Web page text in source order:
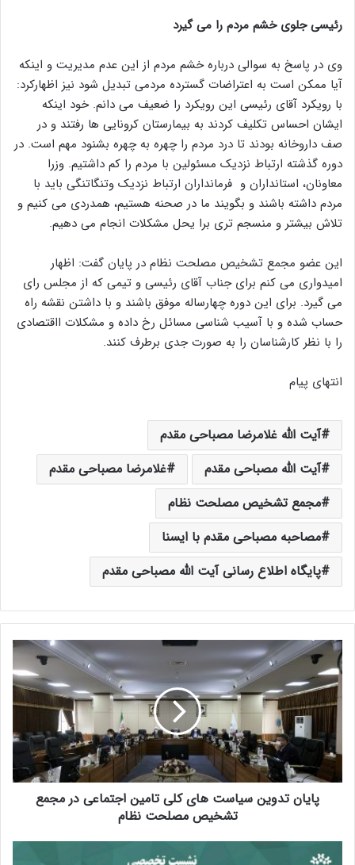
رئیسی جلوی خشم مردم را می گیرد
وی در پاسخ به سوالی درباره خشم مردم از این عدم مدیریت و اینکه
آیا ممکن است به اعتراضات گسترده مردمی تبدیل شود نیز اظهارکرد:
با رویکرد آقای رئیسی این رویکرد را ضعیف می دانم. خود اینکه
ایشان احساس تکلیف کردند به بیمارستان کرونایی ها رفتند و در
صف داروخانه بودند تا درد مردم را چهره به چهره بشنود مهم است. در
دوره گذشته ارتباط نزدیک مسئولین با مردم را کم داشتیم. وزرا
معاونان، استانداران و فرمانداران ارتباط نزدیک وتنگاتنگی باید با
مردم داشته باشند و بگویند ما در صحنه هستیم، همدردی می کنیم و
تلاش بیشتر و منسجم تری برا یحل مشکلات انجام می دهیم.
این عضو مجمع تشخیص مصلحت نظام در پایان گفت: اظهار
امیدواری می کنم برای جناب آقای رئیسی و تیمی که از مجلس رای
می گیرد. برای این دوره چهارساله موفق باشند و با داشتن نقشه راه
حساب شده و با آسیب شناسی مسائل رخ داده و مشکلات ااقتصادی
را با نظر کارشناسان را به صورت جدی برطرف کنند.
انتهای پیام
آیت الله غلامرضا مصباحی مقدم
آیت الله مصباحی مقدم
غلامرضا مصباحی مقدم
مجمع تشخیص مصلحت نظام
مصاحبه مصباحی مقدم با ایسنا
پایگاه اطلاع رسانی آیت الله مصباحی مقدم
پ
ا
ن
ی
پایان تدوین سیاست های کلی تامین اجتماعی در مجمع
تشخیص مصلحت نظام